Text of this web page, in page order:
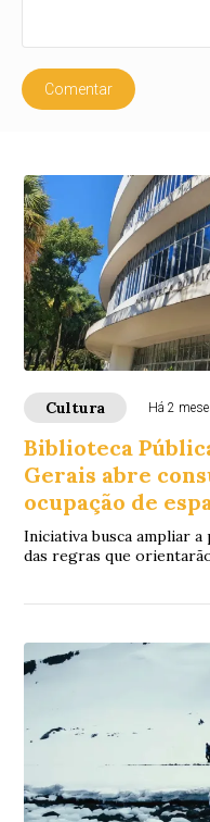
Comentar
Cultura Há 2
Biblioteca
Gerais abre
ocupação de
Iniciativa busca ampliar
das regras que